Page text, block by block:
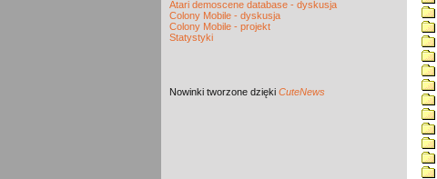
Atari demoscene database - dyskusja
Colony Mobile - dyskusja
Colony Mobile - projekt
Statystyki
Nowinki tworzone dzięki CuteNews